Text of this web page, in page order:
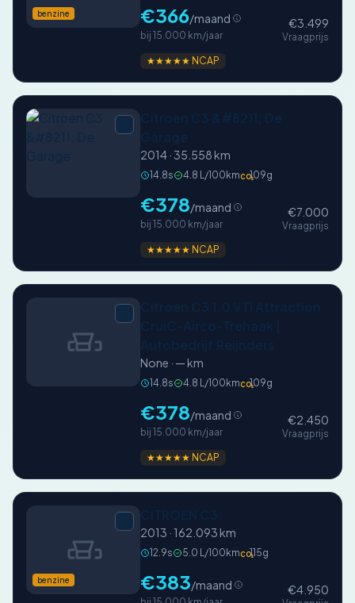
benzine €366/maand
bij 15.000 km/jaar
€3.499
Vraagprijs
★★★★★ NCAP
2014 · 35.558 km
14.8s 4.8 L/100kmCO₂109g
€378/maand
bij 15.000 km/jaar
€7.000
Vraagprijs
★★★★★ NCAP
None · — km
14.8s 4.8 L/100kmCO₂109g
€378/maand
bij 15.000 km/jaar
€2.450
Vraagprijs
★★★★★ NCAP
benzine
2013 · 162.093 km
12.9s 5.0 L/100kmCO₂115g
€383/maand €4.950